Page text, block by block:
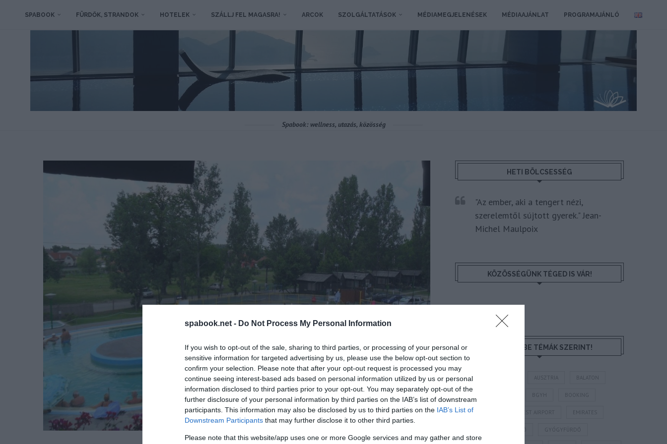
spabook.net - Do Not Process My Personal Information
If you wish to opt-out of the sale, sharing to third parties, or processing of your personal or
sensitive information for targeted advertising by us, please use the below opt-out section to
confirm your selection. Please note that after your opt-out request is processed you may
continue seeing interest-based ads based on personal information utilized by us or personal
information disclosed to third parties prior to your opt-out. You may separately opt-out of the
further disclosure of your personal information by third parties on the IAB’s list of downstream
participants. This information may also be disclosed by us to third parties on the IAB’s List of
Downstream Participants that may further disclose it to other third parties.
Please note that this website/app uses one or more Google services and may gather and store
SPABOOK FÜRDŐK, STRANDOK HOTELEK SZÁLLJ FEL MAGASRA! ARCOK SZOLGÁLTATÁSOK MÉDIAMEGJELENÉSEK MÉDIAAJÁNLAT PROGRAMAJÁNLÓ
Spabook: wellness, utazás, közösség
HETI BÖLCSESSÉG
"Az ember, aki a tengert nézi,
szerelemtől sújtott gyerek." Jean-
Michel Maulpoix
KÖZÖSSÉGÜNK TÉGED IS VÁR!
NÉZZ KÖRBE TÉMÁK SZERINT!
AIRBNB AUSZTRIA BALATON
BGYH BOOKING
BUDAPEST BUDAPEST AIRPORT EMIRATES
GYÓGYFÜRDŐ